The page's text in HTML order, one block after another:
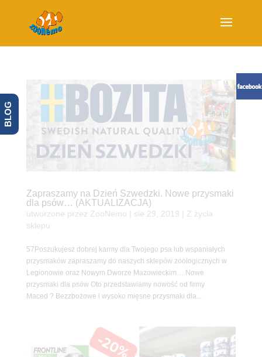
Zapraszamy na Dzień Szwedzki. Nowe przysmaki
dla psów… (AKTUALIZACJA)
utworzone przez ZooNemo sie 29, 2019
Z życia
sklepu
57Poszukujesz dobrej karmy dla Twojego psa lub wspaniałych
przysmaków zapraszamy do naszych sklepów zoologicznych w
Legionowie oraz Nowym Dworze Mazowieckim… Nowe
przysmaki dla psów Oto przedstawiamy nowość od firmy
Maced ? Bezzbożowe i wysoko mięsne przysmaki dla...
BLOG